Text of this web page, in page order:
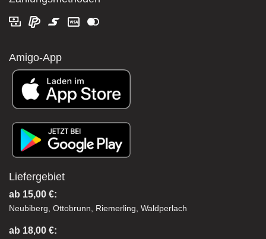
Amigo-App
Liefergebiet
ab 15,00 €:
Neubiberg, Ottobrunn, Riemerling, Waldperlach
ab 18,00 €: